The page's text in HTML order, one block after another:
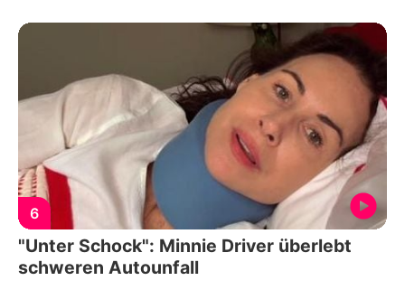
6
"Unter Schock": Minnie Driver überlebt
schweren Autounfall